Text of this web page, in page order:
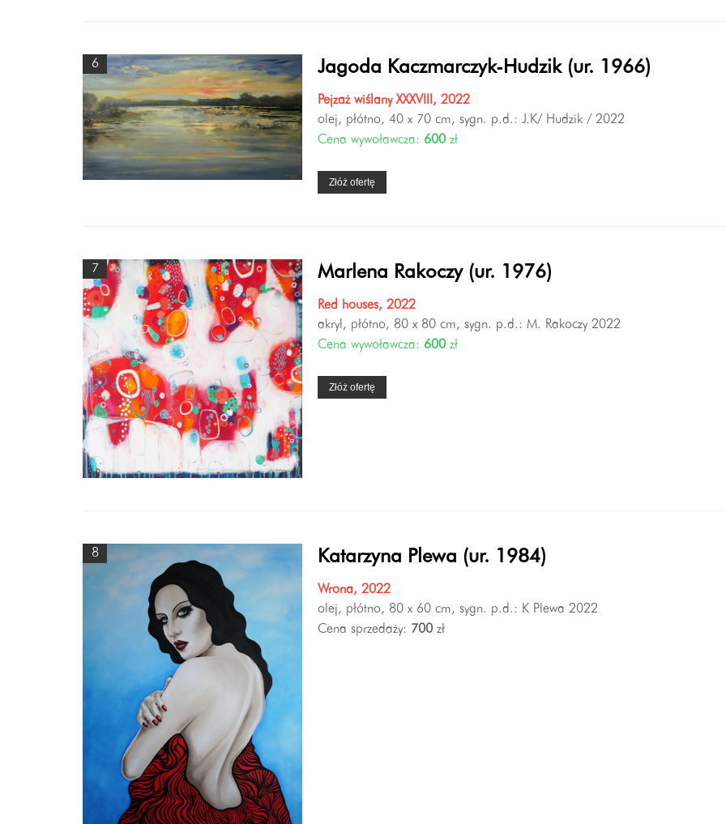
6 Jagoda Kaczmarczyk-Hudzik (ur. 1966)
Pejzaż wiślany XXXVIII, 2022
olej, płótno, 40 x 70 cm, sygn. p.d.: J.K/ Hudzik / 2022
Cena wywoławcza: 600zł
Złóż ofertę
7 Marlena Rakoczy (ur. 1976)
Red houses, 2022
akryl, płótno, 80 x 80 cm, sygn. p.d.: M. Rakoczy 2022
Cena wywoławcza: 600zł
Złóż ofertę
8 Katarzyna Plewa (ur. 1984)
Wrona, 2022
olej, płótno, 80 x 60 cm, sygn. p.d.: K Plewa 2022
Cena sprzedaży: 700zł